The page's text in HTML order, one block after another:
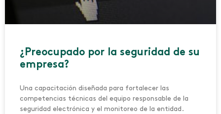
¿Preocupado por la seguridad de su
empresa?
Una capacitación diseñada para fortalecer las
competencias técnicas del equipo responsable de la
seguridad electrónica y el monitoreo de la entidad.